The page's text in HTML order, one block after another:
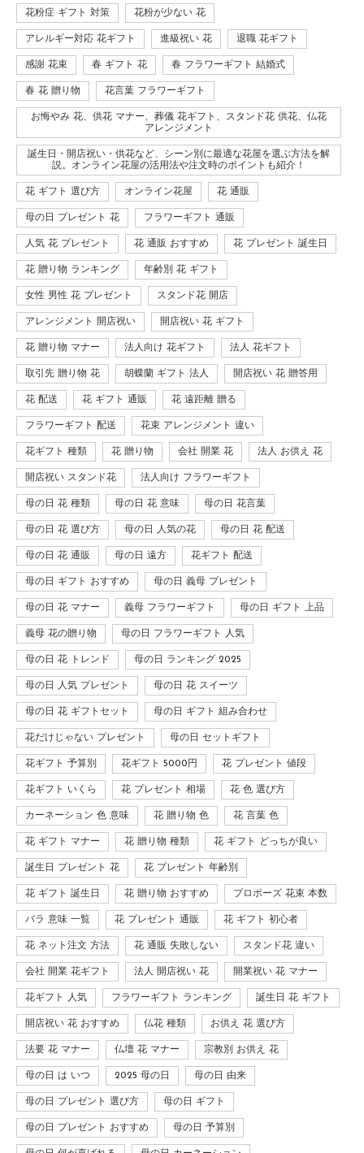
花粉症 ギフト 対策 花粉が少ない 花
アレルギー対応 花ギフト 進級祝い 花 退職 花ギフト
感謝 花束 春 ギフト 花 春 フラワーギフト 結婚式
春 花 贈り物 花言葉 フラワーギフト
お悔やみ 花、供花 マナー、葬儀 花ギフト、スタンド花 供花、仏花
アレンジメント
誕生日・開店祝い・供花など、シーン別に最適な花屋を選ぶ方法を解
説。オンライン花屋の活用法や注文時のポイントも紹介！
花 ギフト 選び方 オンライン花屋 花 通販
母の日 プレゼント 花 フラワーギフト 通販
人気 花 プレゼント 花 通販 おすすめ 花 プレゼント 誕生日
花 贈り物 ランキング 年齢別 花 ギフト
女性 男性 花 プレゼント スタンド花 開店
アレンジメント 開店祝い 開店祝い 花 ギフト
花 贈り物 マナー 法人向け 花ギフト 法人 花ギフト
取引先 贈り物 花 胡蝶蘭 ギフト 法人 開店祝い 花 贈答用
花 配送 花 ギフト 通販 花 遠距離 贈る
フラワーギフト 配送 花束 アレンジメント 違い
花ギフト 種類 花 贈り物 会社 開業 花 法人 お供え 花
開店祝い スタンド花 法人向け フラワーギフト
母の日 花 種類 母の日 花 意味 母の日 花言葉
母の日 花 選び方 母の日 人気の花 母の日 花 配送
母の日 花 通販 母の日 遠方 花ギフト 配送
母の日 ギフト おすすめ 母の日 義母 プレゼント
母の日 花 マナー 義母 フラワーギフト 母の日 ギフト 上品
義母 花の贈り物 母の日 フラワーギフト 人気
母の日 花 トレンド 母の日 ランキング 2025
母の日 人気 プレゼント 母の日 花 スイーツ
母の日 花 ギフトセット 母の日 ギフト 組み合わせ
花だけじゃない プレゼント 母の日 セットギフト
花ギフト 予算別 花ギフト 5000円 花 プレゼント 値段
花ギフト いくら 花 プレゼント 相場 花 色 選び方
カーネーション 色 意味 花 贈り物 色 花 言葉 色
花 ギフト マナー 花 贈り物 種類 花 ギフト どっちが良い
誕生日 プレゼント 花 花 プレゼント 年齢別
花 ギフト 誕生日 花 贈り物 おすすめ プロポーズ 花束 本数
バラ 意味 一覧 花 プレゼント 通販 花 ギフト 初心者
花 ネット注文 方法 花 通販 失敗しない スタンド花 違い
会社 開業 花ギフト 法人 開店祝い 花 開業祝い 花 マナー
花ギフト 人気 フラワーギフト ランキング 誕生日 花 ギフト
開店祝い 花 おすすめ 仏花 種類 お供え 花 選び方
法要 花 マナー 仏壇 花 マナー 宗教別 お供え 花
母の日 は いつ 2025 母の日 母の日 由来
母の日 プレゼント 選び方 母の日 ギフト
母の日 プレゼント おすすめ 母の日 予算別